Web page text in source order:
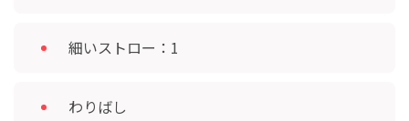
細いストロー：1
わりばし